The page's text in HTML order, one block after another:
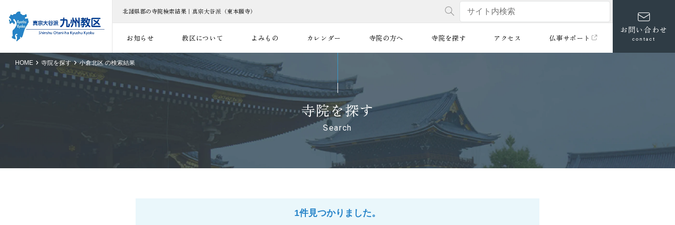
北諸県郡の寺院検索結果｜真宗大谷派（東本願寺）
お知らせ 教区について よみもの カレンダー 寺院の方へ 寺院を探す アクセス 仏事サポート
お問い合わせ
contact
HOME 寺院を探す 小倉北区 の検索結果
寺院を探す
Search
1件見つかりました。